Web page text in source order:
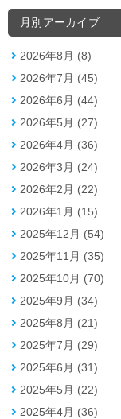
月別アーカイブ
2026年8月 (8)
2026年7月 (45)
2026年6月 (44)
2026年5月 (27)
2026年4月 (36)
2026年3月 (24)
2026年2月 (22)
2026年1月 (15)
2025年12月 (54)
2025年11月 (35)
2025年10月 (70)
2025年9月 (34)
2025年8月 (21)
2025年7月 (29)
2025年6月 (31)
2025年5月 (22)
2025年4月 (36)